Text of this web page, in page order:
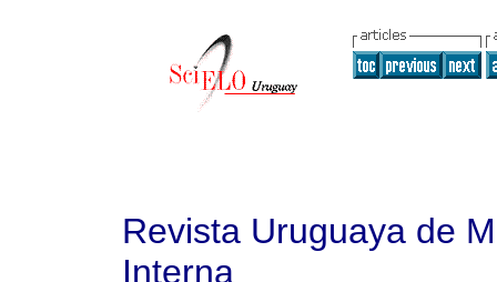
Revista Uruguaya de
Interna